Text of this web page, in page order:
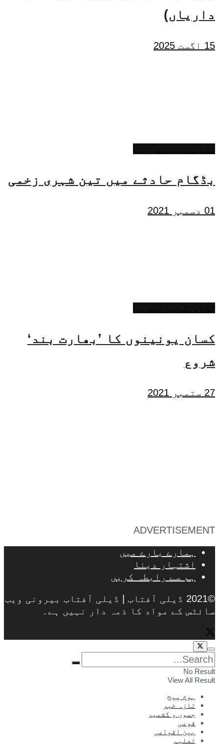
داریاں)
15 اگست 2025
بڈگام حادثے میں تین شہری زخمی
01 دسمبر 2021
کسان یونینوں کا ’بھارت بند‘
شروع
27 ستمبر 2021
ADVERTISEMENT
ہمارے بارے میں
اشتہار دینا
ہم سے رابطہ کریں
©2021 ڈیلی آفتاب | ڈیلی آفتاب بیرونی ویب
سائٹس کے مواد کا ذمہ دار نہیں ہے۔
No Result
View All Result
ہوم پیج
تازہ خبر
جموں و کشمیر
قومی
بین اقوامی
تعلیم